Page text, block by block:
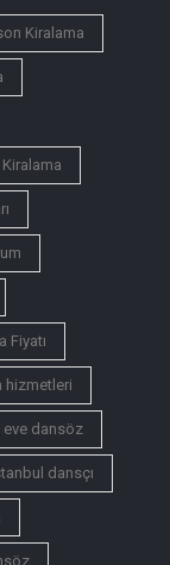
Kiralama
Kiralama
Fiyatı
hizmetleri
eve dansöz
dansçı